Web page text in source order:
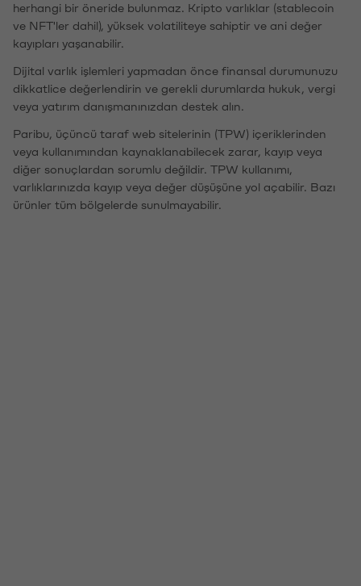
herhangi bir öneride bulunmaz. Kripto varlıklar (stablecoin
ve NFT'ler dahil), yüksek volatiliteye sahiptir ve ani değer
kayıpları yaşanabilir.
Dijital varlık işlemleri yapmadan önce finansal durumunuzu
dikkatlice değerlendirin ve gerekli durumlarda hukuk, vergi
veya yatırım danışmanınızdan destek alın.
Paribu, üçüncü taraf web sitelerinin (TPW) içeriklerinden
veya kullanımından kaynaklanabilecek zarar, kayıp veya
diğer sonuçlardan sorumlu değildir. TPW kullanımı,
varlıklarınızda kayıp veya değer düşüşüne yol açabilir. Bazı
ürünler tüm bölgelerde sunulmayabilir.